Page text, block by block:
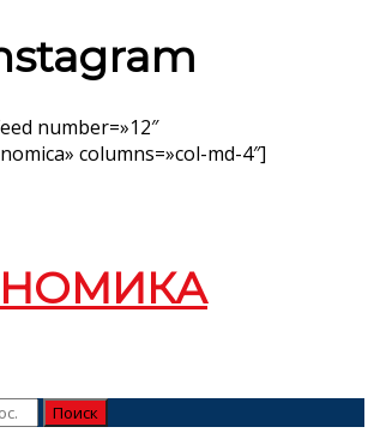
number=»12″
columns=»col-md-4″]